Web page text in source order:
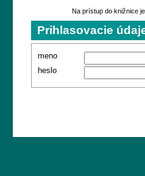
Na prístup do knižnice
Prihlasovacie
meno
heslo